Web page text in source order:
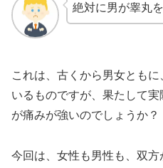
絶対に男が睾丸
これは、古くから男女とも
いるものですが、果たして
が痛みが強いのでしょうか？
今回は、女性も男性も、双